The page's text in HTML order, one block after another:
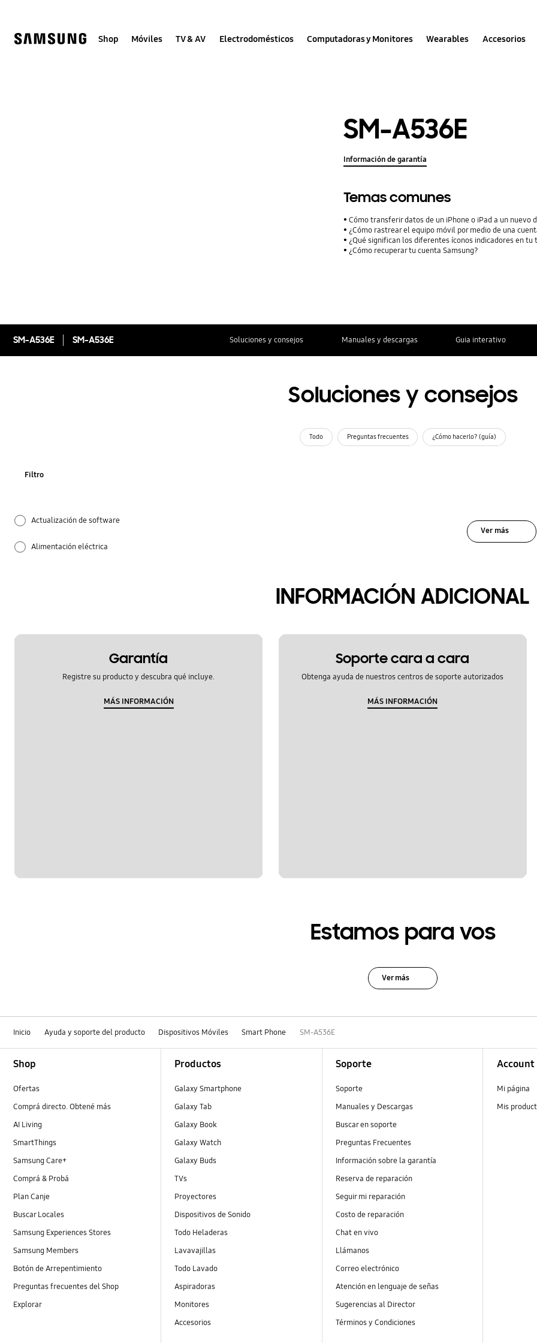
Shop Móviles TV & AV Electrodomésticos Computadoras y Monitores Wearables Accesorios
SM-A536E
Información de garantía
Temas comunes
Cómo transferir datos de un iPhone o iPad a un nuevo
¿Cómo rastrear el equipo móvil por medio de una
¿Qué significan los diferentes íconos indicadores en tu
¿Cómo recuperar tu cuenta Samsung?
SM-A536E SM-A536E Soluciones y consejos Manuales y descargas Guia interativo
Soluciones y consejos
Todo Preguntas frecuentes ¿Cómo hacerlo? (guía)
Filtro
Actualización de software
Alimentación eléctrica
Bluetooth
Ver más
INFORMACIÓN ADICIONAL
Garantía
Registre su producto y descubra qué incluye.
MÁS INFORMACIÓN
Soporte cara a cara
Obtenga ayuda de nuestros centros de soporte autorizados
MÁS INFORMACIÓN
Estamos para vos
Ver más
Inicio Ayuda y soporte del producto Dispositivos Móviles Smart Phone SM-A536E
Shop
Ofertas
Comprá directo. Obtené más
AI Living
SmartThings
Samsung Care+
Comprá & Probá
Plan Canje
Buscar Locales
Samsung Experiences Stores
Samsung Members
Botón de Arrepentimiento
Preguntas frecuentes del Shop
Explorar
Productos
Galaxy Smartphone
Galaxy Tab
Galaxy Book
Galaxy Watch
Galaxy Buds
TVs
Proyectores
Dispositivos de Sonido
Todo Heladeras
Lavavajillas
Todo Lavado
Aspiradoras
Monitores
Accesorios
Soporte
Soporte
Manuales y Descargas
Buscar en soporte
Preguntas Frecuentes
Información sobre la garantía
Reserva de reparación
Seguir mi reparación
Costo de reparación
Chat en vivo
Llámanos
Correo electrónico
Atención en lenguaje de señas
Sugerencias al Director
Términos y Condiciones
Account
Mi página
Mis